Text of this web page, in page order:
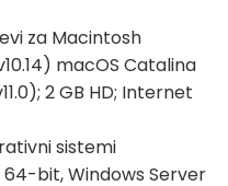
za Macintosh
macOS Catalina
2 GB HD; Internet
sistemi
64-bit, Windows Server